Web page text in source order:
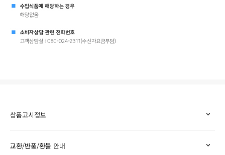
상품고시정보
교환/반품/환불 안내